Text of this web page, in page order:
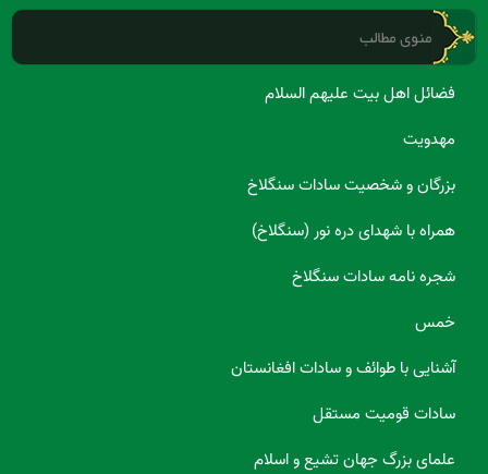
منوی مطالب
فضائل اهل بیت علیهم السلام
مهدویت
بزرگان و شخصیت سادات سنگلاخ
همراه با شهدای دره نور (سنگلاخ)
شجره نامه سادات سنگلاخ
خمس
آشنایی با طوائف و سادات افغانستان
سادات قومیت مستقل
علمای بزرگ جهان تشیع و اسلام